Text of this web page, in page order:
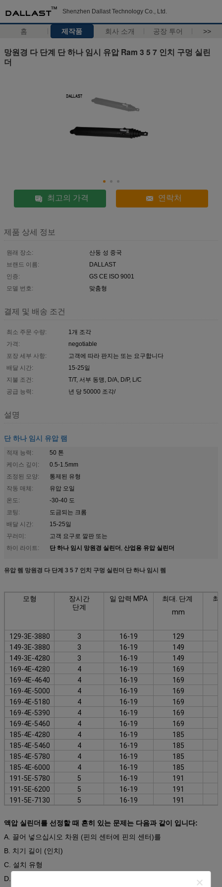
Shenzhen Dallast Technology Co., Ltd.
홈 제작품 회사 소개 공장 투어 >>
망원경 다 단계 단 하나 임시 유압 Ram 3 5 7 인치 구멍 실린
더
최고의 가격 연락처
제품 상세 정보
원래 장소:
산둥 성 중국
브랜드 이름:
DALLAST
인증:
GS CE ISO 9001
모델 번호:
맞춤형
결제 및 배송 조건
최소 주문 수량:
1개 조각
가격:
negotiable
포장 세부 사항:
고객에 따라 판지는 또는 요구합니다
배달 시간:
15-25일
지불 조건:
T/T, 서부 동맹, D/A, D/P, L/C
공급 능력:
년 당 50000 조각/
설명
단 하나 임시 유압 램
적재 능력:
50 톤
케이스 깊이:
0.5-1.5mm
조정된 모양:
통제된 유형
작동 매체:
유압 오일
온도:
-30-40 도
코팅:
도금되는 크롬
배달 시간:
15-25일
꾸러미:
고객 요구로 깔판 또는
하이 라이트:
단 하나 임시 망원경 실린더, 산업용 유압 실린더
유압 렘 망원경 다 단계 3 5 7 인치 구멍 실린더 단 하나 임시 렘
모형
장시간
단계
일 압력 MPA
최대. 단계
mm
최
129-3E-3880 3 16-19 129
149-3E-3880
3 16-19 149
149-3E-4280
3 16-19 149
169-4E-4280
4 16-19 169
169-4E-4640
4 16-19 169
169-4E-5000
4 16-19 169
169-4E-5180
4 16-19 169
169-4E-5390
4 16-19 169
169-4E-5460
4 16-19 169
185-4E-4280
4 16-19 185
185-4E-5460
4 16-19 185
185-4E-5780
4 16-19 185
185-4E-6000
4 16-19 185
191-5E-5780
5 16-19 191
191-5E-6200
5 16-19 191
191-5E-7130
5 16-19 191
액압 실린더를 선정할 때 흔히 있는 문제는 다음과 같이 입니다:
A. 끌어 넣으십시오 차원 (핀의 센터에 핀의 센터)를
B. 치기 길이 (인치)
C. 설치 유형
D. 항구 크기와 유형 (SAE 또는 NPT)